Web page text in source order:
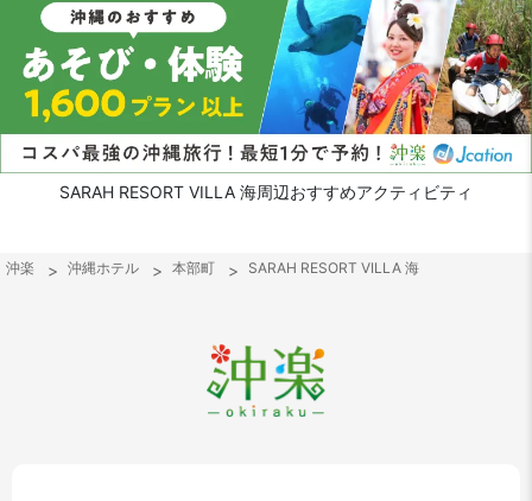
SARAH RESORT VILLA 海周辺おすすめアクティビティ
沖楽 沖縄ホテル 本部町 SARAH RESORT VILLA 海